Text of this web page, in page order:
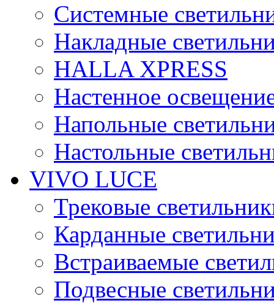
Системные
Накладные
HALLA XPRESS
Настенное
Напольные
Настольные
VIVO LUCE
Трековые
Карданные
Встраиваемые
Подвесные